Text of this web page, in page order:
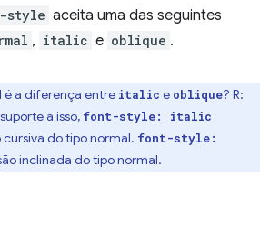
style aceita uma das seguintes
, italic e oblique .
é a diferença entre italic e oblique? R:
a isso, font-style: italic
do tipo normal. font-style:
inclinada do tipo normal.